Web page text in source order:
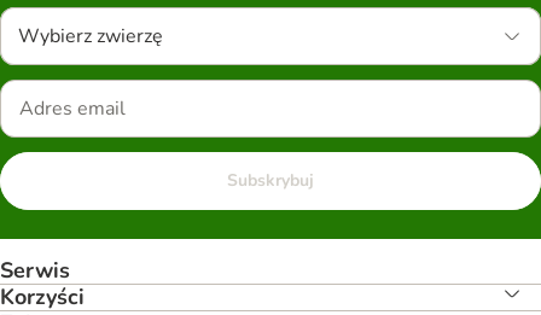
Wybierz zwierzę
Subskrybuj
Serwis
Korzyści